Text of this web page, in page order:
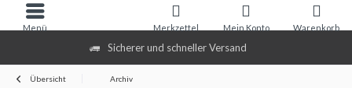
Sicherer und schneller Versand
Warenkorb
Merkzettel Mein Konto
Menü
Übersicht Archiv